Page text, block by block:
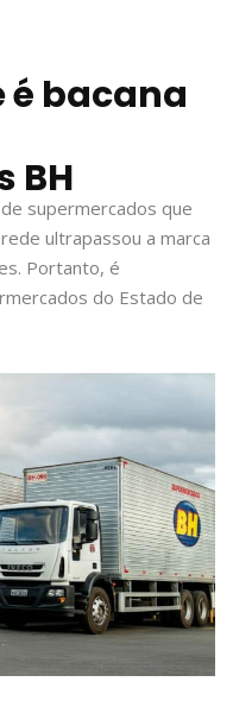
é bacana
BH
supermercados que
ultrapassou a marca
Portanto, é
do Estado de